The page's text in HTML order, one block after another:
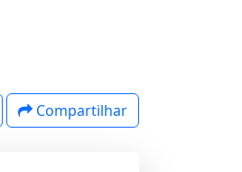
Compartilhar